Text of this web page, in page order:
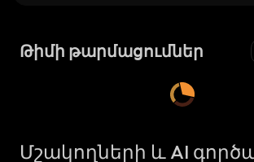
Թիմի թարմացումներ
Մշակողների և AI